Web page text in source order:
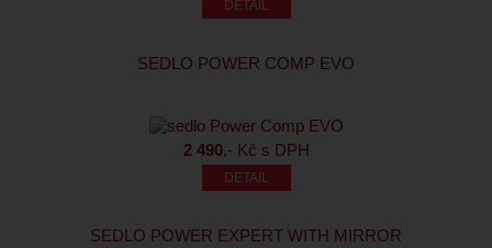
SEDLO POWER COMP EVO
2 490,- Kč s DPH
SEDLO POWER EXPERT WITH MIRROR